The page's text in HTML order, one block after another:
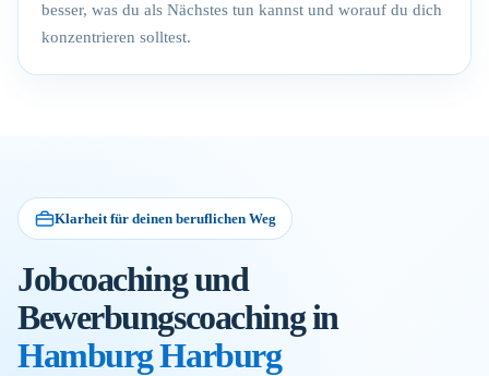
besser, was du als Nächstes tun kannst und worauf du dich
konzentrieren solltest.
Klarheit für deinen beruflichen Weg
Jobcoaching und
Bewerbungscoaching in
Hamburg Harburg